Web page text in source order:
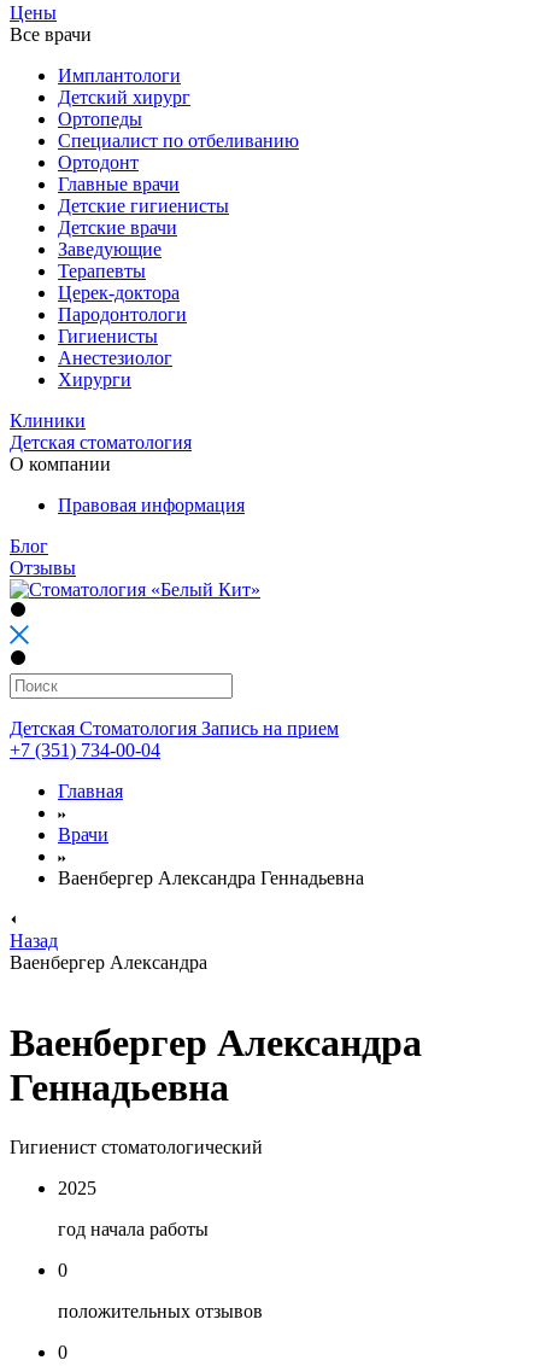
Цены
Все врачи
Имплантологи
Детский хирург
Ортопеды
Специалист по отбеливанию
Ортодонт
Главные врачи
Детские гигиенисты
Детские врачи
Заведующие
Терапевты
Церек-доктора
Пародонтологи
Гигиенисты
Анестезиолог
Хирурги
Клиники
Детская стоматология
О компании
Правовая информация
Блог
Отзывы
Детская Стоматология Запись на прием
+7 (351) 734-00-04
Главная
Врачи
Ваенбергер Александра Геннадьевна
Назад
Ваенбергер Александра
Ваенбергер Александра
Геннадьевна
Гигиенист стоматологический
2025
год начала работы
0
положительных отзывов
0